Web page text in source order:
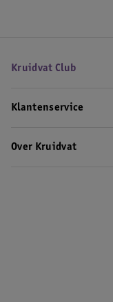
Kruidvat Club
Klantenservice
Over Kruidvat